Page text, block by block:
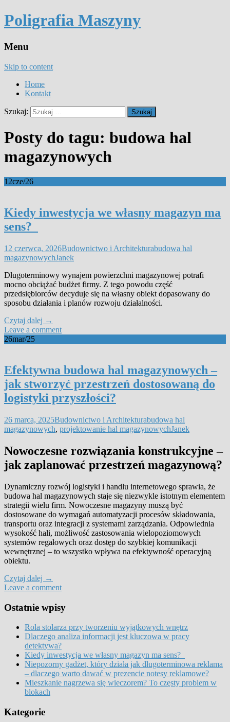
Poligrafia Maszyny
Menu
Skip to content
Home
Kontakt
Szukaj:
Posty do tagu: budowa hal
magazynowych
12cze/26
Kiedy inwestycja we własny magazyn ma
sens?
12 czerwca, 2026Budownictwo i Architekturabudowa hal
magazynowychJanek
Długoterminowy wynajem powierzchni magazynowej potrafi
mocno obciążać budżet firmy. Z tego powodu część
przedsiębiorców decyduje się na własny obiekt dopasowany do
sposobu działania i planów rozwoju działalności.
Czytaj dalej →
Leave a comment
26mar/25
Efektywna budowa hal magazynowych –
jak stworzyć przestrzeń dostosowaną do
logistyki przyszłości?
26 marca, 2025Budownictwo i Architekturabudowa hal
magazynowych, projektowanie hal magazynowychJanek
Nowoczesne rozwiązania konstrukcyjne –
jak zaplanować przestrzeń magazynową?
Dynamiczny rozwój logistyki i handlu internetowego sprawia, że
budowa hal magazynowych staje się niezwykle istotnym elementem
strategii wielu firm. Nowoczesne magazyny muszą być
dostosowane do wymagań automatyzacji procesów składowania,
transportu oraz integracji z systemami zarządzania. Odpowiednia
wysokość hali, możliwość zastosowania wielopoziomowych
systemów regałowych oraz dostęp do szybkiej komunikacji
wewnętrznej – to wszystko wpływa na efektywność operacyjną
obiektu.
Czytaj dalej →
Leave a comment
Ostatnie wpisy
Rola stolarza przy tworzeniu wyjątkowych wnętrz
Dlaczego analiza informacji jest kluczowa w pracy
detektywa?
Kiedy inwestycja we własny magazyn ma sens?
Niepozorny gadżet, który działa jak długoterminowa reklama
– dlaczego warto dawać w prezencie notesy reklamowe?
Mieszkanie nagrzewa się wieczorem? To częsty problem w
blokach
Kategorie